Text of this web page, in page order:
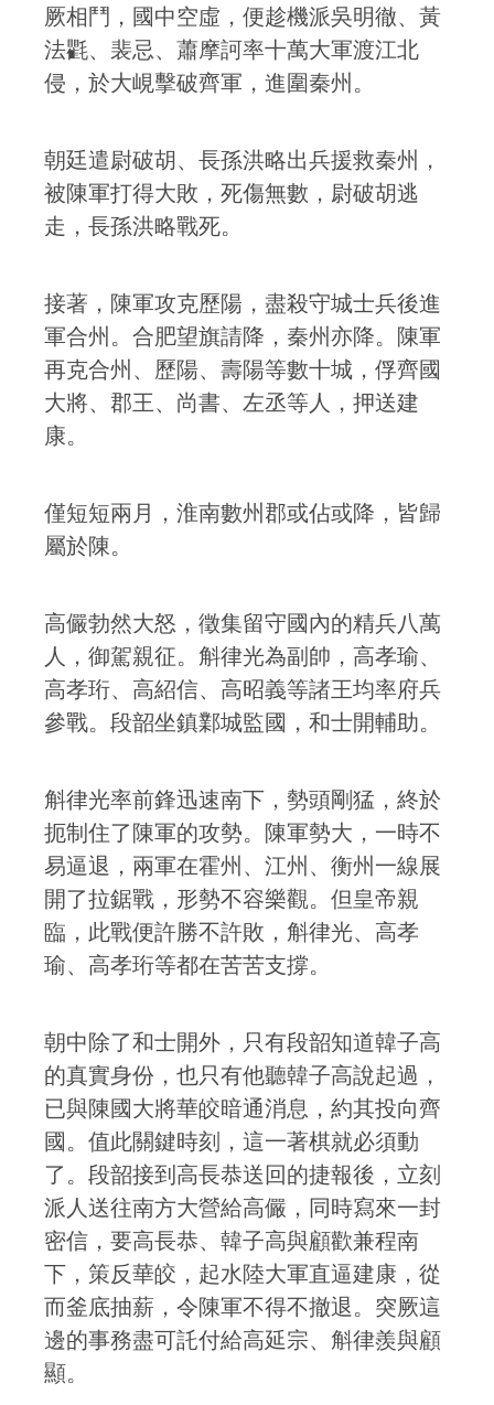
厥相鬥，國中空虛，便趁機派吳明徹、黃
法氍、裴忌、蕭摩訶率十萬大軍渡江北
侵，於大峴擊破齊軍，進圍秦州。
朝廷遣尉破胡、長孫洪略出兵援救秦州，
被陳軍打得大敗，死傷無數，尉破胡逃
走，長孫洪略戰死。
接著，陳軍攻克歷陽，盡殺守城士兵後進
軍合州。合肥望旗請降，秦州亦降。陳軍
再克合州、歷陽、壽陽等數十城，俘齊國
大將、郡王、尚書、左丞等人，押送建
康。
僅短短兩月，淮南數州郡或佔或降，皆歸
屬於陳。
高儼勃然大怒，徵集留守國內的精兵八萬
人，御駕親征。斛律光為副帥，高孝瑜、
高孝珩、高紹信、高昭義等諸王均率府兵
參戰。段韶坐鎮鄴城監國，和士開輔助。
斛律光率前鋒迅速南下，勢頭剛猛，終於
扼制住了陳軍的攻勢。陳軍勢大，一時不
易逼退，兩軍在霍州、江州、衡州一線展
開了拉鋸戰，形勢不容樂觀。但皇帝親
臨，此戰便許勝不許敗，斛律光、高孝
瑜、高孝珩等都在苦苦支撐。
朝中除了和士開外，只有段韶知道韓子高
的真實身份，也只有他聽韓子高說起過，
已與陳國大將華皎暗通消息，約其投向齊
國。值此關鍵時刻，這一著棋就必須動
了。段韶接到高長恭送回的捷報後，立刻
派人送往南方大營給高儼，同時寫來一封
密信，要高長恭、韓子高與顧歡兼程南
下，策反華皎，起水陸大軍直逼建康，從
而釜底抽薪，令陳軍不得不撤退。突厥這
邊的事務盡可託付給高延宗、斛律羨與顧
顯。